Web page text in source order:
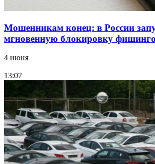
Мошенникам конец: в России
мгновенную блокировку
4 июня
13:07